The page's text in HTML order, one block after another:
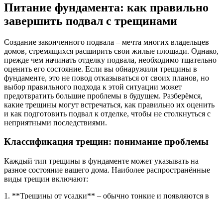
Питание фундамента: как правильно
завершить подвал с трещинами
Создание законченного подвала – мечта многих владельцев
домов, стремящихся расширить свои жилые площади. Однако,
прежде чем начинать отделку подвала, необходимо тщательно
оценить его состояние. Если вы обнаружили трещины в
фундаменте, это не повод отказываться от своих планов, но
выбор правильного подхода к этой ситуации может
предотвратить большие проблемы в будущем. Разберёмся,
какие трещины могут встречаться, как правильно их оценить
и как подготовить подвал к отделке, чтобы не столкнуться с
неприятными последствиями.
Классификация трещин: понимание проблемы
Каждый тип трещины в фундаменте может указывать на
разное состояние вашего дома. Наиболее распространённые
виды трещин включают:
1. **Трещины от усадки** – обычно тонкие и появляются в